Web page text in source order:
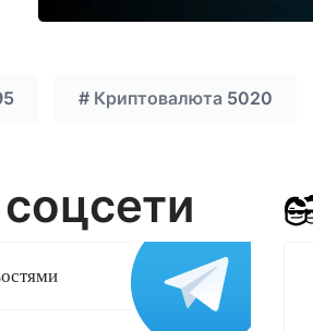
# Криптовалюта 5020